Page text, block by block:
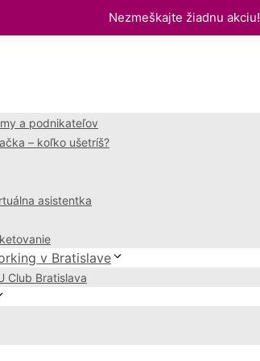
a podnikateľov
– koľko ušetríš?
asistentka
v Bratislave
Club Bratislava
Nezmeškajte žiadnu akciu!